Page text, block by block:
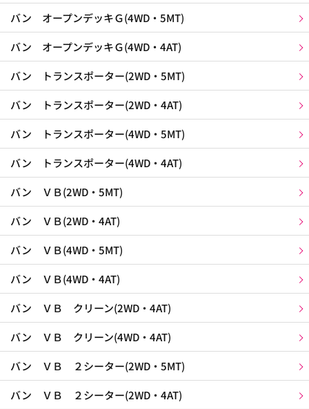
バン オープンデッキＧ(4WD・5MT)
バン オープンデッキＧ(4WD・4AT)
バン トランスポーター(2WD・5MT)
バン トランスポーター(2WD・4AT)
バン トランスポーター(4WD・5MT)
バン トランスポーター(4WD・4AT)
バン ＶＢ(2WD・5MT)
バン ＶＢ(2WD・4AT)
バン ＶＢ(4WD・5MT)
バン ＶＢ(4WD・4AT)
バン ＶＢ クリーン(2WD・4AT)
バン ＶＢ クリーン(4WD・4AT)
バン ＶＢ ２シーター(2WD・5MT)
バン ＶＢ ２シーター(2WD・4AT)